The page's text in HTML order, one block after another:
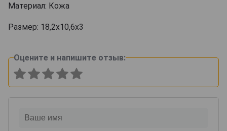
Материал: Кожа
Размер: 18,2х10,6х3
Оцените и напишите отзыв: